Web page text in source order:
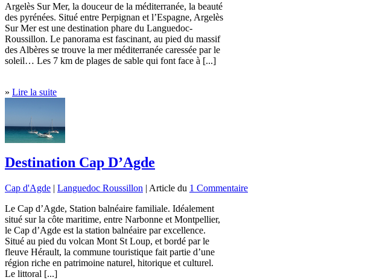
Argelès Sur Mer, la douceur de la méditerranée, la beauté
des pyrénées. Situé entre Perpignan et l’Espagne, Argelès
Sur Mer est une destination phare du Languedoc-
Roussillon. Le panorama est fascinant, au pied du massif
des Albères se trouve la mer méditerranée caressée par le
soleil… Les 7 km de plages de sable qui font face à [...]
» Lire la suite
Destination Cap D’Agde
Cap d'Agde | Languedoc Roussillon | Article du 1 Commentaire
Le Cap d’Agde, Station balnéaire familiale. Idéalement
situé sur la côte maritime, entre Narbonne et Montpellier,
le Cap d’Agde est la station balnéaire par excellence.
Situé au pied du volcan Mont St Loup, et bordé par le
fleuve Hérault, la commune touristique fait partie d’une
région riche en patrimoine naturel, hitorique et culturel.
Le littoral [...]